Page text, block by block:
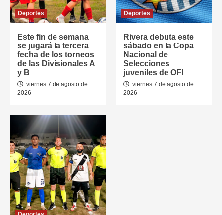
Deportes
Este fin de semana
se jugará la tercera
fecha de los torneos
de las Divisionales A
y B
viernes 7 de agosto de
2026
Deportes
Rivera debuta este
sábado en la Copa
Nacional de
Selecciones
juveniles de OFI
viernes 7 de agosto de
2026